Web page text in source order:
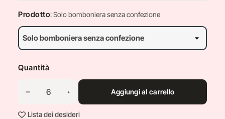
Prodotto: Solo bomboniera senza confezione
Quantità
Aggiungi al carrello
Lista dei desideri